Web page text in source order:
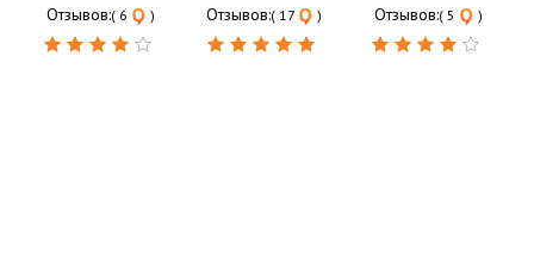
Отзывов:( 6 ) Отзывов:( 17 ) Отзывов:( 5 )